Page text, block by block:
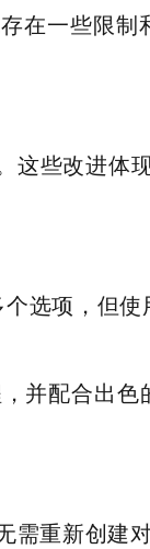
在一些限制
这些改进体
选项，但
并配合出色
重新创建对